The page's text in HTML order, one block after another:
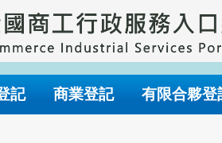
記 商業登記 有限合夥登